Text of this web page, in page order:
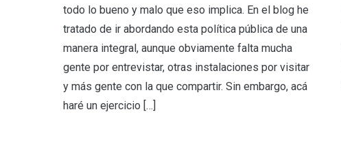
todo lo bueno y malo que eso implica. En el blog he
tratado de ir abordando esta política pública de una
manera integral, aunque obviamente falta mucha
gente por entrevistar, otras instalaciones por visitar
y más gente con la que compartir. Sin embargo, acá
haré un ejercicio […]